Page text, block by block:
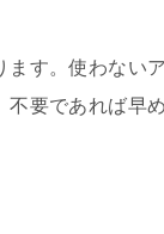
す。使わない
要であれば早